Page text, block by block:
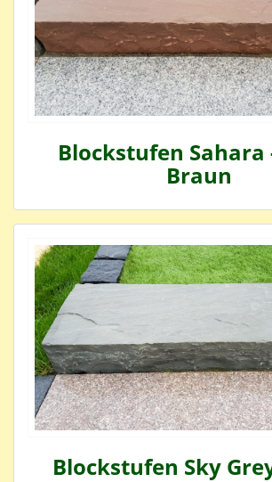
Blockstufen Sahara
Braun
Blockstufen Sky